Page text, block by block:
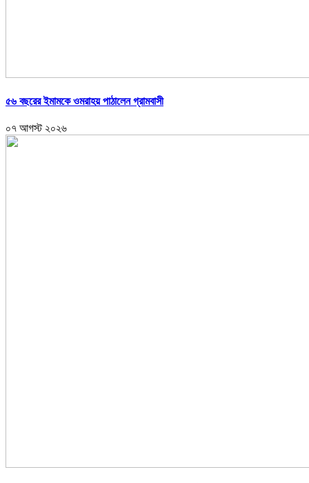
৫৬ বছরের ইমামকে ওমরাহয় পাঠালেন গ্রামবাসী
০৭ আগস্ট ২০২৬